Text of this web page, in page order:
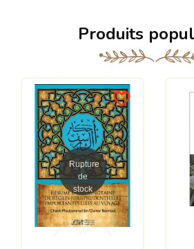
Produits
favorite_border
Rupture
de
stock